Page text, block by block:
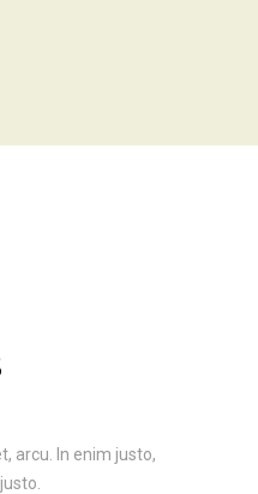
arcu. In enim justo,